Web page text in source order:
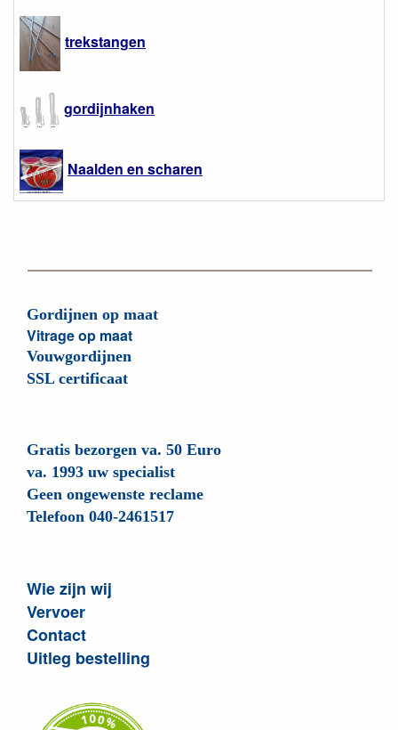
trekstangen
gordijnhaken
Naalden en scharen
Gordijnen op maat
Vitrage op maat
Vouwgordijnen
SSL certificaat
Gratis bezorgen va. 50 Euro
va. 1993 uw specialist
Geen ongewenste reclame
Telefoon 040-2461517
Wie zijn wij
Vervoer
Contact
Uitleg bestelling